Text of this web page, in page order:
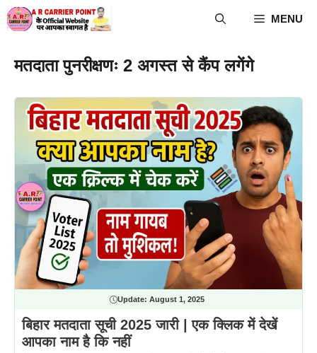
Skip
to
MENU
मतदाता पुनरीक्षणः 2 अगस्त से कैंप लगेंगे
Update: August 1, 2025
बिहार मतदाता सूची 2025 जारी | एक क्लिक में देखें
आपका नाम है कि नहीं